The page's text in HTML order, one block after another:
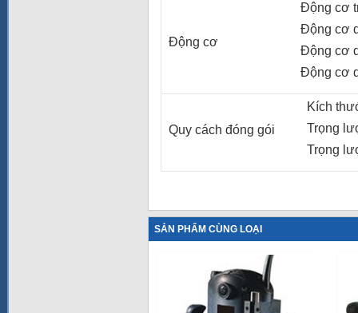
Động cơ
Động cơ
Động cơ
Động cơ
Động cơ
Quy cách đóng gói
Kích
Trọng
Trọng
SẢN PHẨM CÙNG LOẠI